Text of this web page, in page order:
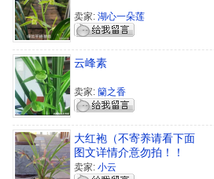
卖家: 湖心一朵莲
云峰素
卖家: 籣之香
大红袍（不寄养请看下面
图文详情介意勿拍！！
卖家: 小云